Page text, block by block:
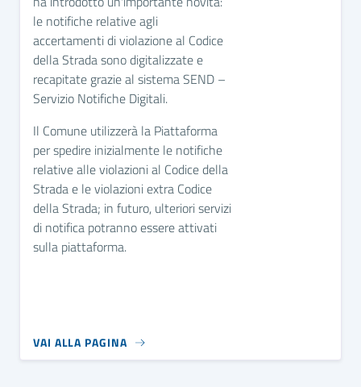
le notifiche relative agli
accertamenti di violazione al Codice
della Strada sono digitalizzate e
recapitate grazie al sistema SEND –
Servizio Notifiche Digitali.
Il Comune utilizzerà la Piattaforma
per spedire inizialmente le notifiche
relative alle violazioni al Codice della
Strada e le violazioni extra Codice
della Strada; in futuro, ulteriori servizi
di notifica potranno essere attivati
sulla piattaforma.
VAI ALLA PAGINA